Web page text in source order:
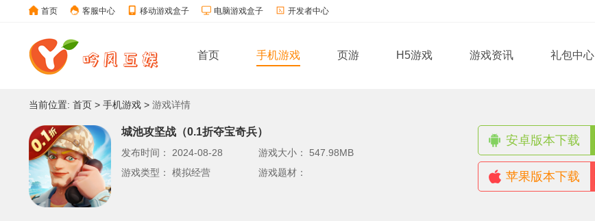
首页 客服中心 移动游戏盒子 电脑游戏盒子 开发者中心
首页 手机游戏 页游 H5游戏 游戏资讯 礼包中心
当前位置: 首页 > 手机游戏 > 游戏详情
城池攻坚战（0.1折夺宝奇兵）
发布时间： 2024-08-28
游戏类型： 模拟经营
游戏大小： 547.98MB
游戏题材：
安卓版本下载
苹果版本下载